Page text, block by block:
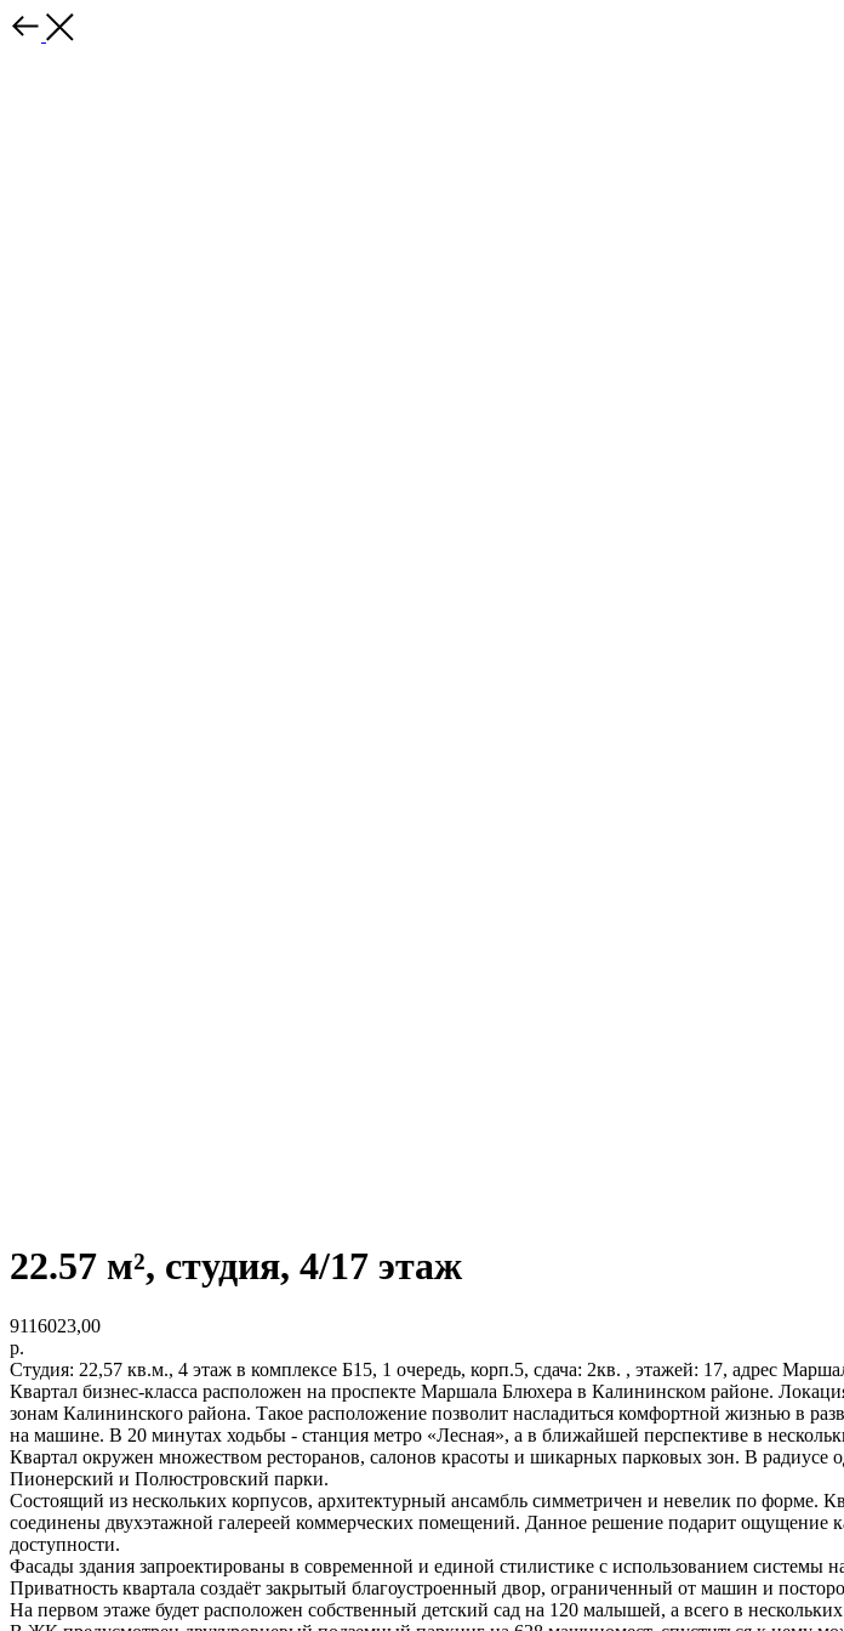
22.57 м², студия, 4/17 этаж
9116023,00
р.
Студия: 22,57 кв.м., 4 этаж в комплексе Б15, 1 очередь, корп.5, сдача: 2кв. , этажей: 17, адрес
Квартал бизнес-класса расположен на проспекте Маршала Блюхера в Калининском районе.
зонам Калининского района. Такое расположение позволит насладиться комфортной жизнью в
на машине. В 20 минутах ходьбы - станция метро «Лесная», а в ближайшей перспективе в
Квартал окружен множеством ресторанов, салонов красоты и шикарных парковых зон. В
Пионерский и Полюстровский парки.
Состоящий из нескольких корпусов, архитектурный ансамбль симметричен и невелик по форме.
соединены двухэтажной галереей коммерческих помещений. Данное решение подарит ощущение
доступности.
Фасады здания запроектированы в современной и единой стилистике с использованием
Приватность квартала создаёт закрытый благоустроенный двор, ограниченный от машин и
На первом этаже будет расположен собственный детский сад на 120 малышей, а всего в